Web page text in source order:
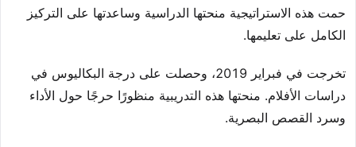
حمت هذه الاستراتيجية منحتها الدراسية وساعدتها على التركيز
الكامل على تعليمها.
تخرجت في فبراير 2019، وحصلت على درجة البكاليوس في
دراسات الأفلام. منحتها هذه التدريبية منظورًا حرجًا حول الأداء
وسرد القصص البصرية.